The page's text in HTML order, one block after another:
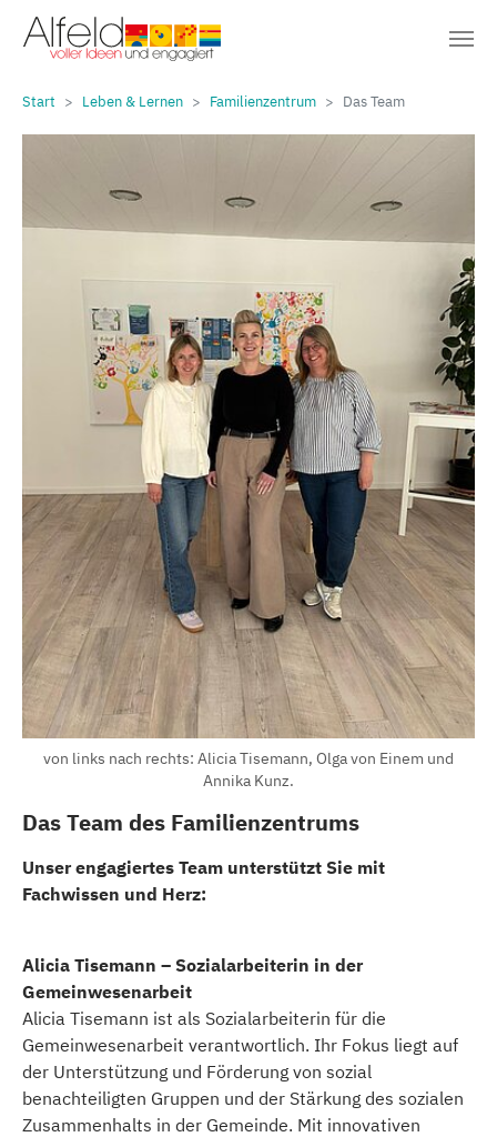
Zum Hauptinhalt springen
Start Leben & Lernen Familienzentrum Das Team
von links nach rechts: Alicia Tisemann, Olga von Einem und
Annika Kunz.
Das Team des Familienzentrums
Unser engagiertes Team unterstützt Sie mit
Fachwissen und Herz:
Alicia Tisemann – Sozialarbeiterin in der
Gemeinwesenarbeit
Alicia Tisemann ist als Sozialarbeiterin für die
Gemeinwesenarbeit verantwortlich. Ihr Fokus liegt auf
der Unterstützung und Förderung von sozial
benachteiligten Gruppen und der Stärkung des sozialen
Zusammenhalts in der Gemeinde. Mit innovativen